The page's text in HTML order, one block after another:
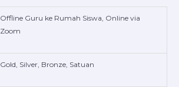
Offline Guru ke Rumah Siswa, Online via
Zoom
Gold, Silver, Bronze, Satuan